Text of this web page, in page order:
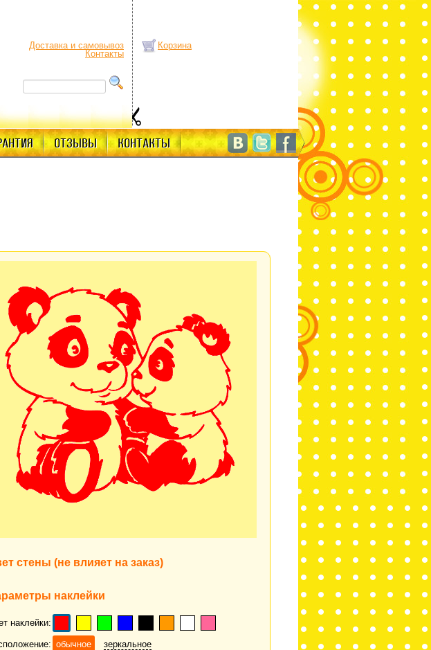
Доставка и самовывоз
Контакты
Корзина
ОТЗЫВЫ КОНТАКТЫ
стены (не влияет на заказ)
наклейки
наклейки:
обычное
зеркальное